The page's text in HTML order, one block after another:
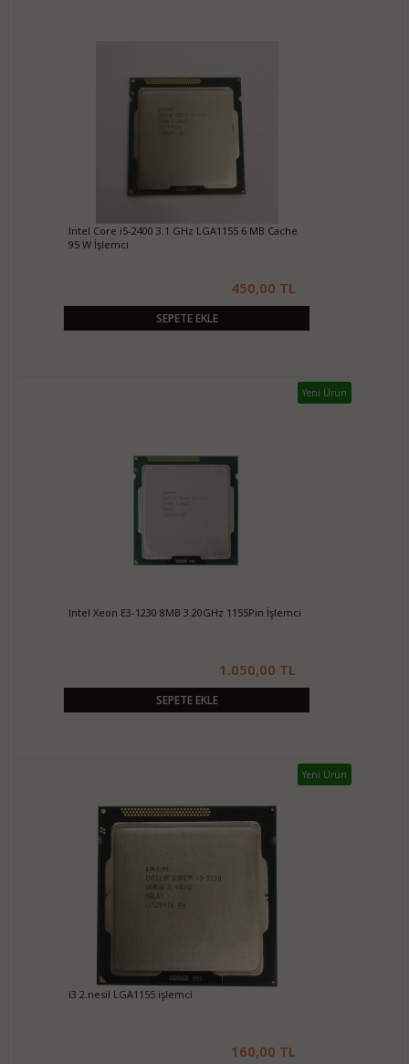
Intel Core i5-2400 3.1 GHz LGA1155 6 MB Cache
95 W İşlemci
450,00 TL
SEPETE EKLE
Yeni Ürün
Intel Xeon E3-1230 8MB 3.20GHz 1155Pin İşlemci
1.050,00 TL
SEPETE EKLE
Yeni Ürün
i3 2.nesil LGA1155 işlemci
160,00 TL